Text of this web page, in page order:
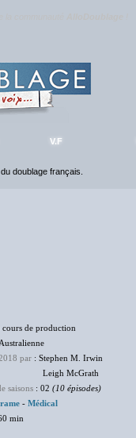
V.F
doublage français.
cours de production
par : Stephen M. Irwin
McGrath
saisons : 02 (10 épisodes)
- Médical
min